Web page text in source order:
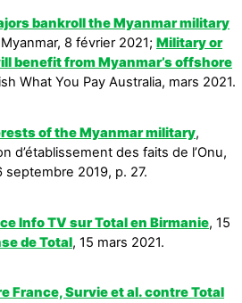
bankroll the Myanmar military
8 février 2021;Military or
benefit from Myanmar’s offshore
What You Pay Australia, mars 2021.
of the Myanmar military,
d’établissement des faits de l’Onu,
septembre 2019, p. 27.
Info TV sur Total en Birmanie, 15
de Total, 15 mars 2021.
France, Survie et al. contre Total